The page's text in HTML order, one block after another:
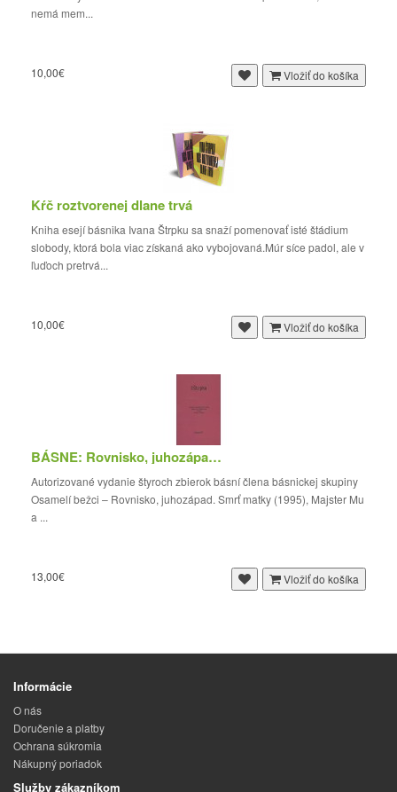
nemá mem...
10,00€ Vložiť do košíka
Kŕč roztvorenej dlane trvá
Kniha esejí básnika Ivana Štrpku sa snaží pomenovať isté štádium
slobody, ktorá bola viac získaná ako vybojovaná.Múr síce padol, ale v
ľuďoch pretrvá...
10,00€ Vložiť do košíka
BÁSNE: Rovnisko, juhozápad. Smrť matky / Majster...
Autorizované vydanie štyroch zbierok básní člena básnickej skupiny
Osamelí bežci – Rovnisko, juhozápad. Smrť matky (1995), Majster Mu
a ...
13,00€ Vložiť do košíka
Informácie
O nás
Doručenie a platby
Ochrana súkromia
Nákupný poriadok
Služby zákazníkom